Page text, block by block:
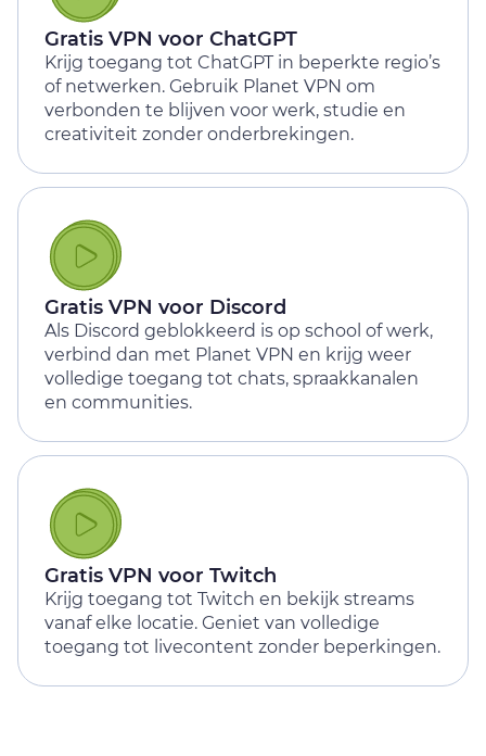
Gratis VPN voor ChatGPT
Krijg toegang tot ChatGPT in beperkte regio’s
of netwerken. Gebruik Planet VPN om
verbonden te blijven voor werk, studie en
creativiteit zonder onderbrekingen.
Gratis VPN voor Discord
Als Discord geblokkeerd is op school of werk,
verbind dan met Planet VPN en krijg weer
volledige toegang tot chats, spraakkanalen
en communities.
Gratis VPN voor Twitch
Krijg toegang tot Twitch en bekijk streams
vanaf elke locatie. Geniet van volledige
toegang tot livecontent zonder beperkingen.